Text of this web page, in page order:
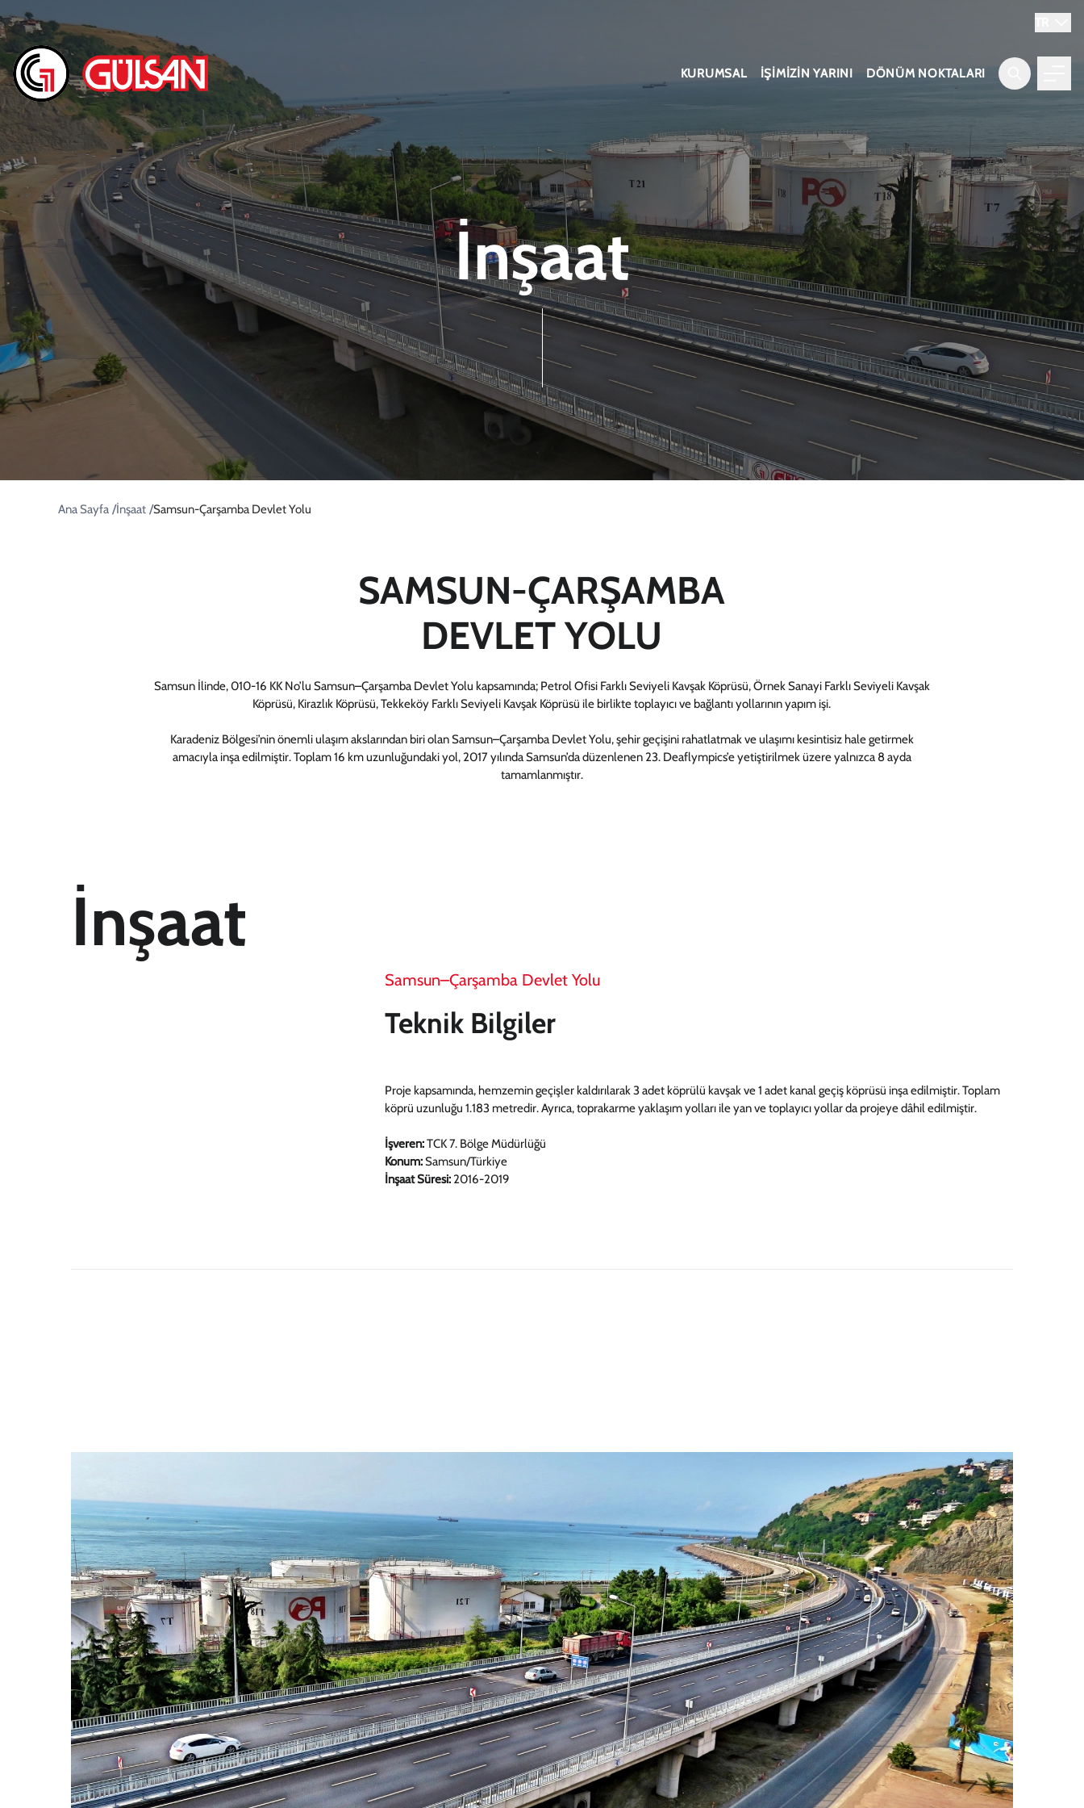
KURUMSAL İŞİMİZİN YARINI DÖNÜM NOKTALARI
İnşaat
Ana Sayfa /İnşaat /Samsun-Çarşamba Devlet Yolu
SAMSUN-ÇARŞAMBA
DEVLET YOLU
Samsun İlinde, 010-16 KK No’lu Samsun–Çarşamba Devlet Yolu kapsamında; Petrol Ofisi Farklı Seviyeli Kavşak Köprüsü, Örnek Sanayi Farklı Seviyeli Kavşak
Köprüsü, Kirazlık Köprüsü, Tekkeköy Farklı Seviyeli Kavşak Köprüsü ile birlikte toplayıcı ve bağlantı yollarının yapım işi.
Karadeniz Bölgesi’nin önemli ulaşım akslarından biri olan Samsun–Çarşamba Devlet Yolu, şehir geçişini rahatlatmak ve ulaşımı kesintisiz hale getirmek
amacıyla inşa edilmiştir. Toplam 16 km uzunluğundaki yol, 2017 yılında Samsun’da düzenlenen 23. Deaflympics’e yetiştirilmek üzere yalnızca 8 ayda
tamamlanmıştır.
İnşaat
Samsun–Çarşamba Devlet Yolu
Teknik Bilgiler
Proje kapsamında, hemzemin geçişler kaldırılarak 3 adet köprülü kavşak ve 1 adet kanal geçiş köprüsü inşa edilmiştir. Toplam
köprü uzunluğu 1.183 metredir. Ayrıca, toprakarme yaklaşım yolları ile yan ve toplayıcı yollar da projeye dâhil edilmiştir.
İşveren:TCK 7. Bölge Müdürlüğü
Konum:Samsun/Türkiye
İnşaat Süresi: 2016-2019